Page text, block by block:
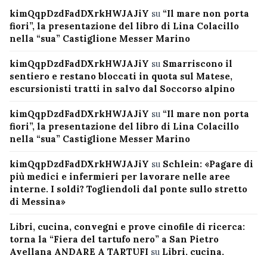
kimQqpDzdFadDXrkHWJAJiY su “Il mare non porta
fiori”, la presentazione del libro di Lina Colacillo
nella “sua” Castiglione Messer Marino
kimQqpDzdFadDXrkHWJAJiY su Smarriscono il
sentiero e restano bloccati in quota sul Matese,
escursionisti tratti in salvo dal Soccorso alpino
kimQqpDzdFadDXrkHWJAJiY su “Il mare non porta
fiori”, la presentazione del libro di Lina Colacillo
nella “sua” Castiglione Messer Marino
kimQqpDzdFadDXrkHWJAJiY su Schlein: «Pagare di
più medici e infermieri per lavorare nelle aree
interne. I soldi? Togliendoli dal ponte sullo stretto
di Messina»
Libri, cucina, convegni e prove cinofile di ricerca:
torna la “Fiera del tartufo nero” a San Pietro
Avellana ANDARE A TARTUFI su Libri, cucina,